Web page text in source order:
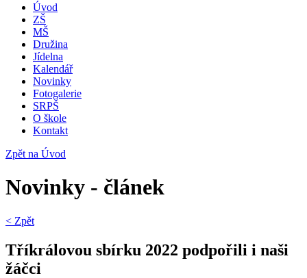
Úvod
ZŠ
MŠ
Družina
Jídelna
Kalendář
Novinky
Fotogalerie
SRPŠ
O škole
Kontakt
Zpět na Úvod
Novinky - článek
< Zpět
Tříkrálovou sbírku 2022 podpořili i naši
žáčci